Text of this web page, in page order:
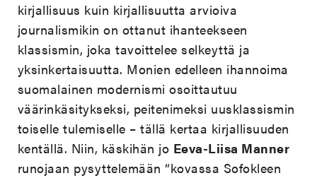
kirjallisuus kuin kirjallisuutta arvioiva
journalismikin on ottanut ihanteekseen
klassismin, joka tavoittelee selkeyttä ja
yksinkertaisuutta. Monien edelleen ihannoima
suomalainen modernismi osoittautuu
väärinkäsitykseksi, peitenimeksi uusklassismin
toiselle tulemiselle – tällä kertaa kirjallisuuden
kentällä. Niin, käskihän jo Eeva-Liisa Manner
runojaan pysyttelemään “kovassa Sofokleen